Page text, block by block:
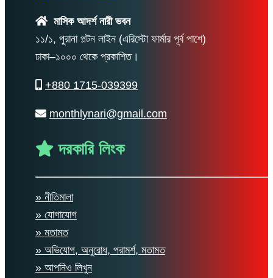
মাসিক আদর্শ নারী ভবন
১১/১, পুরানা পল্টন লাইন (এরিস্টো ফার্মার পূর্ব পাশে)
ঢাকা–১০০০ থেকে প্রকাশিত।
+880 1715-039399
monthlynari@gmail.com
দরকারি লিংক
» নীতিমালা
» যোগাযোগ
» মতামত
» অভিযোগ, অনুরোধ, পরামর্শ, মতামত
» আপনিও লিখুন